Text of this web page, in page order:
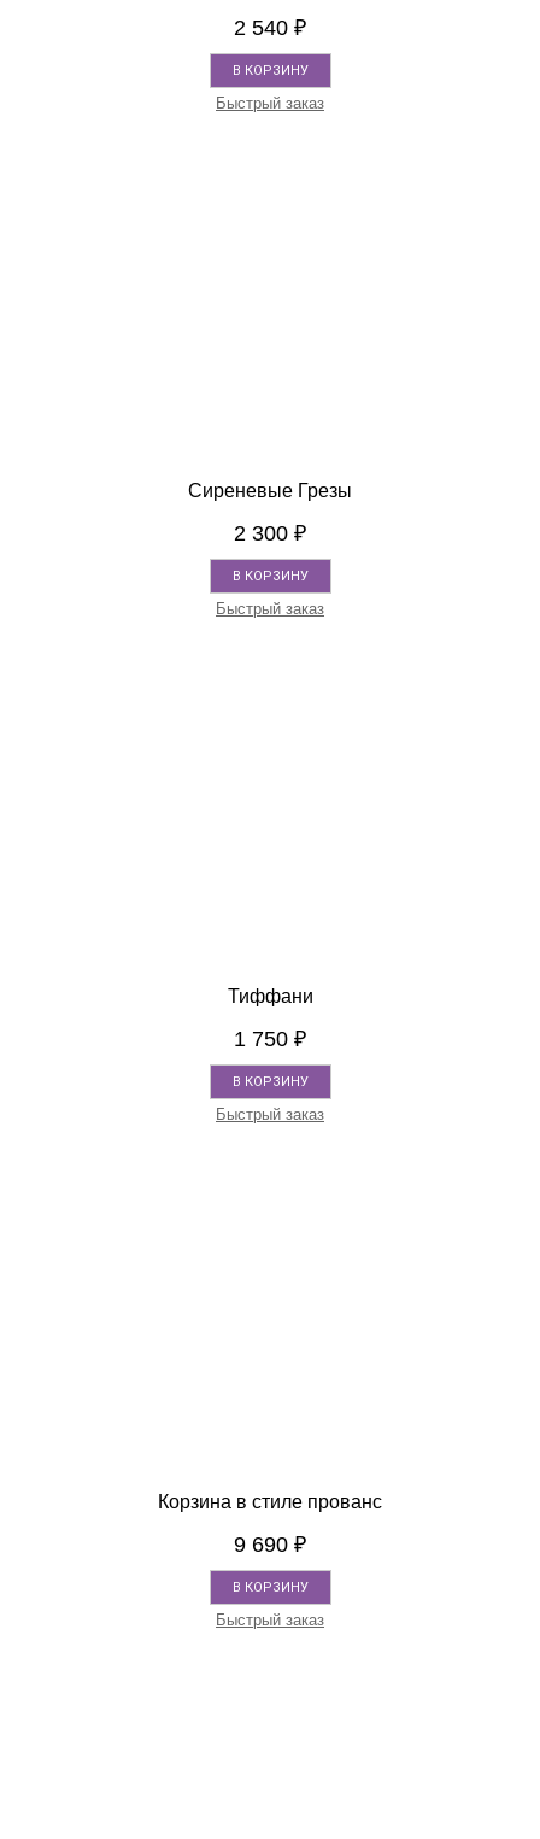
2 540 ₽
В КОРЗИНУ
Быстрый заказ
Сиреневые Грезы
2 300 ₽
В КОРЗИНУ
Быстрый заказ
Тиффани
1 750 ₽
В КОРЗИНУ
Быстрый заказ
Корзина в стиле прованс
9 690 ₽
В КОРЗИНУ
Быстрый заказ